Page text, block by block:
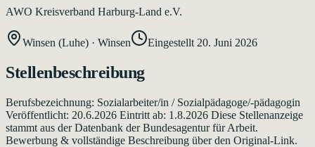
AWO Kreisverband Harburg-Land e.V.
Winsen (Luhe) · Winsen Eingestellt 20. Juni 2026
Stellenbeschreibung
Berufsbezeichnung: Sozialarbeiter/in / Sozialpädagoge/-pädagogin
Veröffentlicht: 20.6.2026 Eintritt ab: 1.8.2026 Diese Stellenanzeige
stammt aus der Datenbank der Bundesagentur für Arbeit.
Bewerbung & vollständige Beschreibung über den Original-Link.